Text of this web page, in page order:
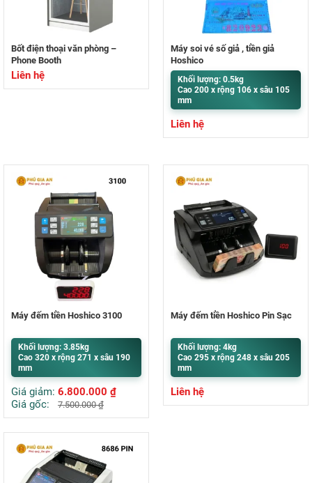
Bốt điện thoại văn phòng –
Phone Booth
Liên hệ
Máy soi vé số giả , tiền giả
Hoshico
Khối lượng: 0.5kg
Cao 200 x rộng 106 x sâu 105
mm
Liên hệ
Máy đếm tiền Hoshico 3100
Khối lượng: 3.85kg
Cao 320 x rộng 271 x sâu 190
mm
Giá giảm: 6.800.000 ₫
Giá gốc:
7.500.000₫
Máy đếm tiền Hoshico Pin Sạc
Khối lượng: 4kg
Cao 295 x rộng 248 x sâu 205
mm
Liên hệ